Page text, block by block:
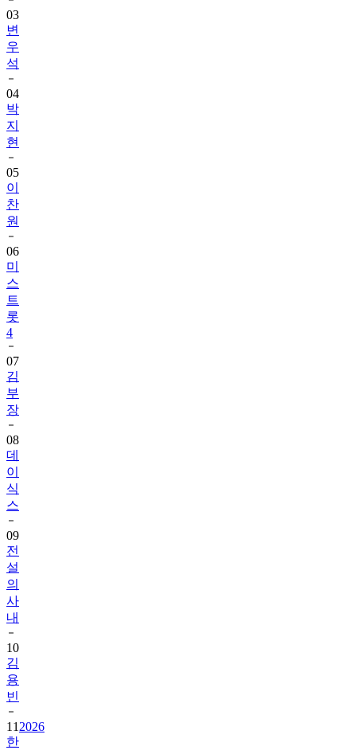
03
변
우
석
04
박
지
현
05
이
찬
원
06
미
스
트
롯
4
07
김
부
장
08
데
이
식
스
09
전
설
의
사
내
10
김
용
빈
11 2026
한